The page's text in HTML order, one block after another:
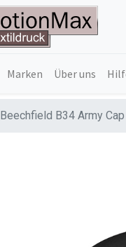
Marken Über uns
Beechfield B34 Army Cap